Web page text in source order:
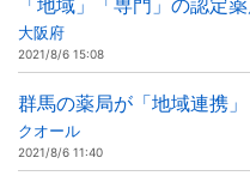
「地域」「専門」の認定
大阪府
2021/8/6 15:08
群馬の薬局が「地域連携
クオール
2021/8/6 11:40